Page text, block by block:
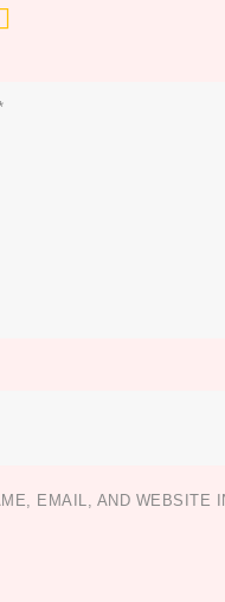
EMAIL, AND WEBSITE